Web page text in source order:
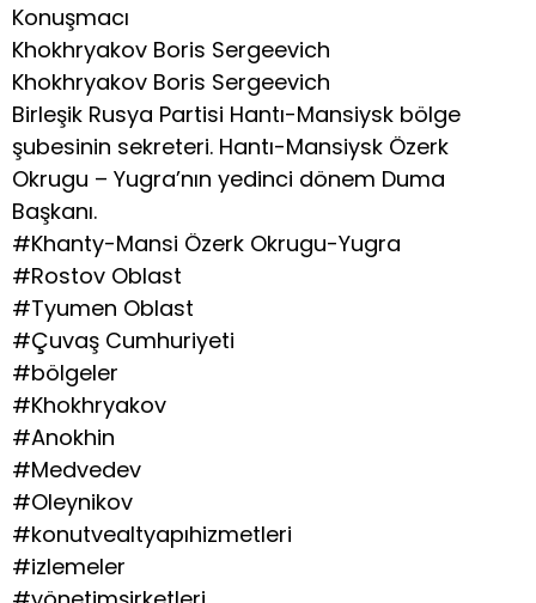
Konuşmacı
Khokhryakov Boris Sergeevich
Khokhryakov Boris Sergeevich
Birleşik Rusya Partisi Hantı-Mansiysk bölge
şubesinin sekreteri. Hantı-Mansiysk Özerk
Okrugu – Yugra’nın yedinci dönem Duma
Başkanı.
#Khanty-Mansi Özerk Okrugu-Yugra
#Rostov Oblast
#Tyumen Oblast
#Çuvaş Cumhuriyeti
#bölgeler
#Khokhryakov
#Anokhin
#Medvedev
#Oleynikov
#konutvealtyapıhizmetleri
#izlemeler